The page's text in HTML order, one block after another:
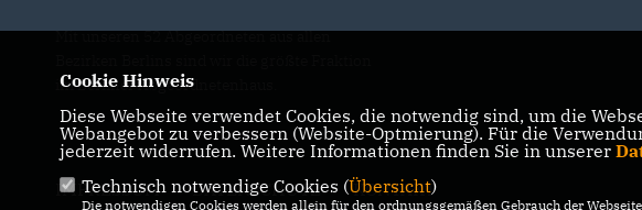
Mit unseren 52 Abgeordneten aus allen
im Berliner Abgeordnetenhaus.
IMPRESSUM DATENSCHUTZ KONTAKT
Cookie Hinweis
Diese Webseite verwendet Cookies, die notwendig sind, um die
Webangebot zu verbessern (Website-Optmierung). Für die
jederzeit widerrufen. Weitere Informationen finden Sie in unserer
Technisch notwendige Cookies (Übersicht)
Die notwendigen Cookies werden allein für den ordnungsgemäßen Gebrauch der